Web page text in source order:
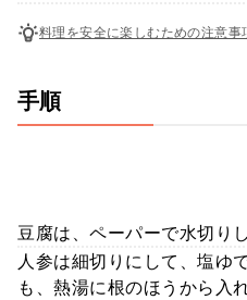
料理を安全に楽しむための注意事
手順
豆腐は、ペーパーで水切り
人参は細切りにして、塩ゆ
も、熱湯に根のほうから入